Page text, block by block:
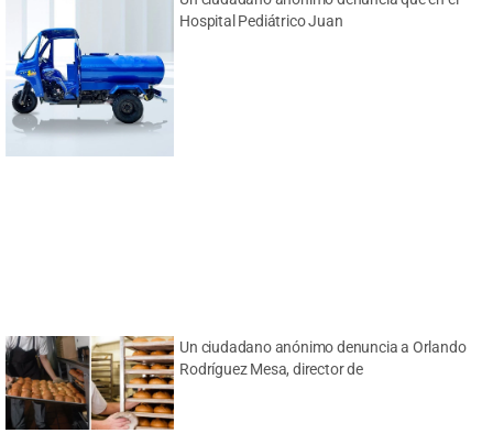
Hospital Pediátrico Juan
Un ciudadano anónimo denuncia a Orlando
Rodríguez Mesa, director de